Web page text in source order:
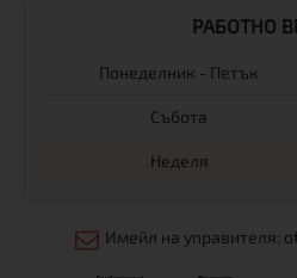
РАБОТНО
Понеделник - Петък
Събота
Неделя
Имейл на управителя: